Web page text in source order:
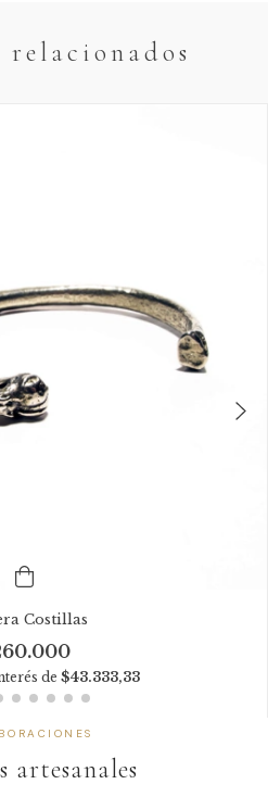
relacionados
Costillas
de $43.333,33
artesanales